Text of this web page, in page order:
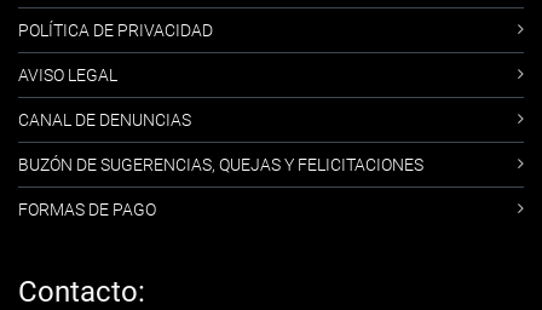
POLÍTICA DE PRIVACIDAD
AVISO LEGAL
CANAL DE DENUNCIAS
BUZÓN DE SUGERENCIAS, QUEJAS Y FELICITACIONES
FORMAS DE PAGO
Contacto: